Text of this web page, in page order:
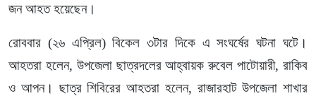
জন আহত হয়েছেন।
রোববার (২৬ এপ্রিল) বিকেল ৩টার দিকে এ সংঘর্ষের ঘটনা ঘটে।
আহতরা হলেন, উপজেলা ছাত্রদলের আহ্বায়ক রুবেল পাটোয়ারী, রাকিব
ও আপন। ছাত্র শিবিরের আহতরা হলেন, রাজারহাট উপজেলা শাখার